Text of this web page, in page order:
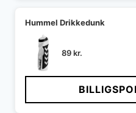
Hummel Drikkedunk
89kr.